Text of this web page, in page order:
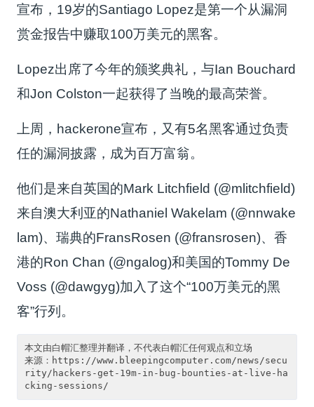
宣布，19岁的Santiago Lopez是第一个从漏洞
赏金报告中赚取100万美元的黑客。
Lopez出席了今年的颁奖典礼，与Ian Bouchard
和Jon Colston一起获得了当晚的最高荣誉。
上周，hackerone宣布，又有5名黑客通过负责
任的漏洞披露，成为百万富翁。
他们是来自英国的Mark Litchfield (@mlitchfield)
来自澳大利亚的Nathaniel Wakelam (@nnwake
lam)、瑞典的FransRosen (@fransrosen)、香
港的Ron Chan (@ngalog)和美国的Tommy De
Voss (@dawgyg)加入了这个“100万美元的黑
客”行列。
本文由白帽汇整理并翻译，不代表白帽汇任何观点和立场
来源：https://www.bleepingcomputer.com/news/secu
rity/hackers-get-19m-in-bug-bounties-at-live-ha